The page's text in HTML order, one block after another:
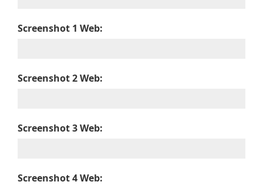
Screenshot 1 Web:
Screenshot 2 Web:
Screenshot 3 Web:
Screenshot 4 Web: